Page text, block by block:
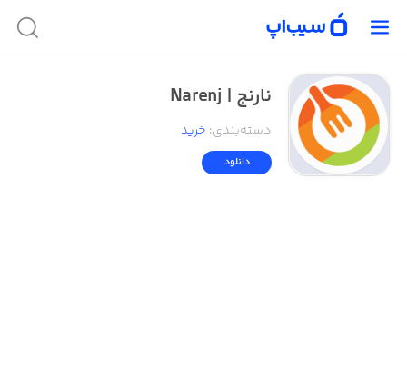
نارنج | Narenj
دسته‌بندی: خرید
دانلود